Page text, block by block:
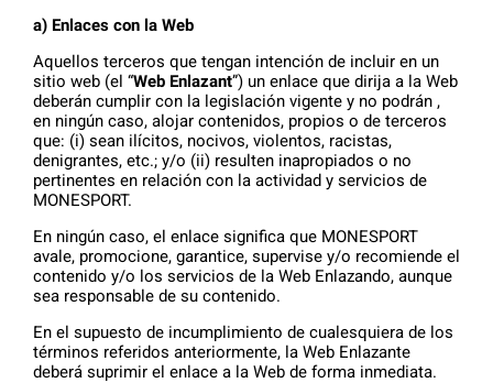
a) Enlaces con la Web
Aquellos terceros que tengan intención de incluir en un
sitio web (el “Web Enlazant”) un enlace que dirija a la Web
deberán cumplir con la legislación vigente y no podrán ,
en ningún caso, alojar contenidos, propios o de terceros
que: (i) sean ilícitos, nocivos, violentos, racistas,
denigrantes, etc.; y/o (ii) resulten inapropiados o no
pertinentes en relación con la actividad y servicios de
MONESPORT.
En ningún caso, el enlace significa que MONESPORT
avale, promocione, garantice, supervise y/o recomiende el
contenido y/o los servicios de la Web Enlazando, aunque
sea responsable de su contenido.
En el supuesto de incumplimiento de cualesquiera de los
términos referidos anteriormente, la Web Enlazante
deberá suprimir el enlace a la Web de forma inmediata.